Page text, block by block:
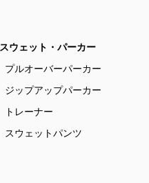
スウェット・パーカー
プルオーバーパーカー
ジップアップパーカー
トレーナー
スウェットパンツ